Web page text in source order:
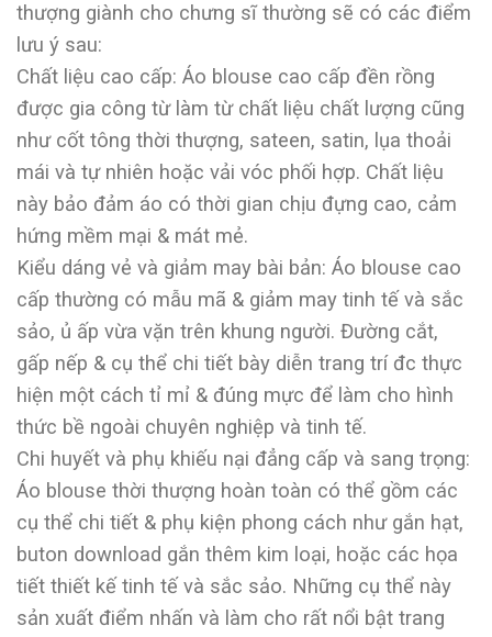
thượng giành cho chưng sĩ thường sẽ có các điểm
lưu ý sau:
Chất liệu cao cấp: Áo blouse cao cấp đền rồng
được gia công từ làm từ chất liệu chất lượng cũng
như cốt tông thời thượng, sateen, satin, lụa thoải
mái và tự nhiên hoặc vải vóc phối hợp. Chất liệu
này bảo đảm áo có thời gian chịu đựng cao, cảm
hứng mềm mại & mát mẻ.
Kiểu dáng vẻ và giảm may bài bản: Áo blouse cao
cấp thường có mẫu mã & giảm may tinh tế và sắc
sảo, ủ ấp vừa vặn trên khung người. Đường cắt,
gấp nếp & cụ thể chi tiết bày diễn trang trí đc thực
hiện một cách tỉ mỉ & đúng mực để làm cho hình
thức bề ngoài chuyên nghiệp và tinh tế.
Chi huyết và phụ khiếu nại đẳng cấp và sang trọng:
Áo blouse thời thượng hoàn toàn có thể gồm các
cụ thể chi tiết & phụ kiện phong cách như gắn hạt,
buton download gắn thêm kim loại, hoặc các họa
tiết thiết kế tinh tế và sắc sảo. Những cụ thể này
sản xuất điểm nhấn và làm cho rất nổi bật trang